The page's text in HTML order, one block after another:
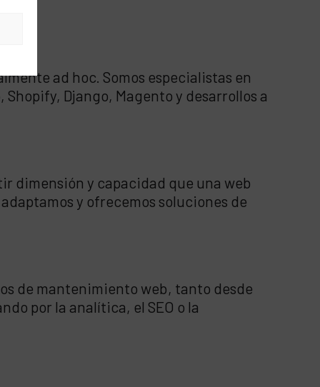
ad hoc. Somos especialistas en
Django, Magento y desarrollos a
dimensión y capacidad que una web
y ofrecemos soluciones de
de mantenimiento web, tanto desde
por la analítica, el SEO o la